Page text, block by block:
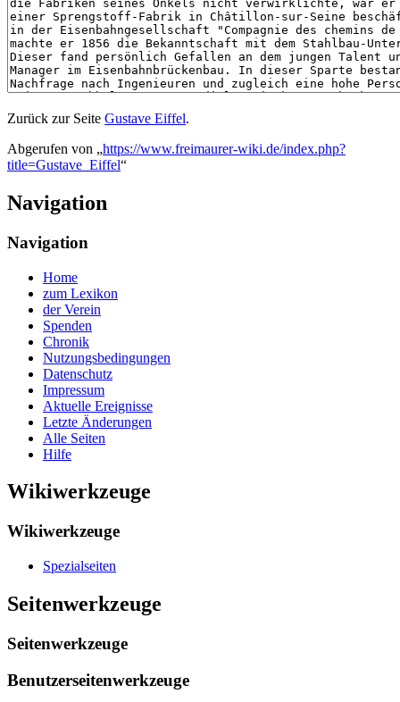
Zurück zur Seite Gustave Eiffel.
Abgerufen von „https://www.freimaurer-wiki.de/index.php?
title=Gustave_Eiffel“
Navigation
Navigation
Home
zum Lexikon
der Verein
Spenden
Chronik
Nutzungsbedingungen
Datenschutz
Impressum
Aktuelle Ereignisse
Letzte Änderungen
Alle Seiten
Hilfe
Wikiwerkzeuge
Wikiwerkzeuge
Spezialseiten
Seitenwerkzeuge
Seitenwerkzeuge
Benutzerseitenwerkzeuge